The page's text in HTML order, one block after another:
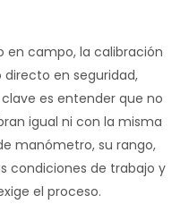
en campo, la calibración
en seguridad,
es entender que no
igual ni con la misma
manómetro, su rango,
condiciones de trabajo y
el proceso.